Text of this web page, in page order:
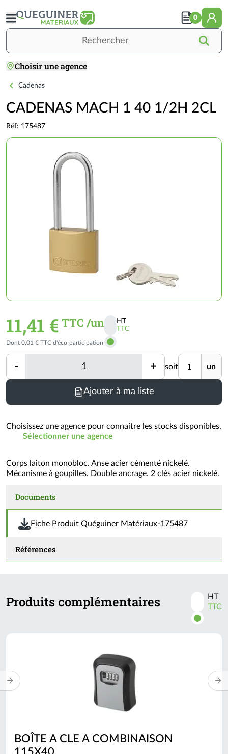
au
contenu
Choisir une agence
0
Accueil
OUTILLAGE / QUINCAILLERIE
QUINCAILLERIE
Serrurerie
Cadenas
CADENAS MACH 1 40 1/2H 2CL
Réf: 175487
11,41 € TTC /un
Activer
les
prix
HT
TTC
Dont 0,01 € TTC d'éco-participation
- Quantité + soit Unité un
Ajouter à ma liste
Choisissez une agence pour connaitre les stocks disponibles.
Sélectionner une agence
Corps laiton monobloc. Anse acier cémenté nickelé.
Mécanisme à goupilles. Double ancrage. 2 clés acier nickelé.
Documents
Fiche Produit Quéguiner Matériaux-175487
Références
Produits complémentaires
Activer
les
HT
TTC
BOÎTE A CLE A COMBINAISON